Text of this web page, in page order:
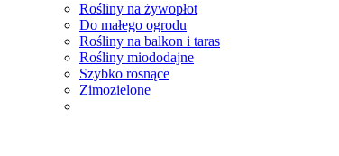
Rośliny na żywopłot
Do małego ogrodu
Rośliny na balkon i taras
Rośliny miododajne
Szybko rosnące
Zimozielone